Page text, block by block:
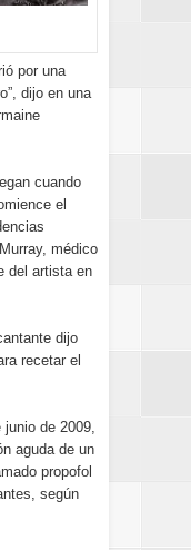
por una
dijo en una
cuando
el
médico
del artista en
dijo
recetar el
de 2009,
aguda de un
propofol
según